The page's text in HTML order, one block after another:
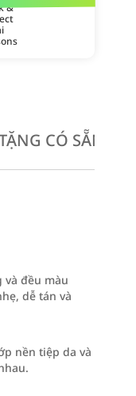
&
CÓ SẴN
đều màu
dễ tán và
nền tiệp da và